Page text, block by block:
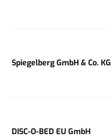
Spiegelberg GmbH & Co. KG
DISC-O-BED EU GmbH